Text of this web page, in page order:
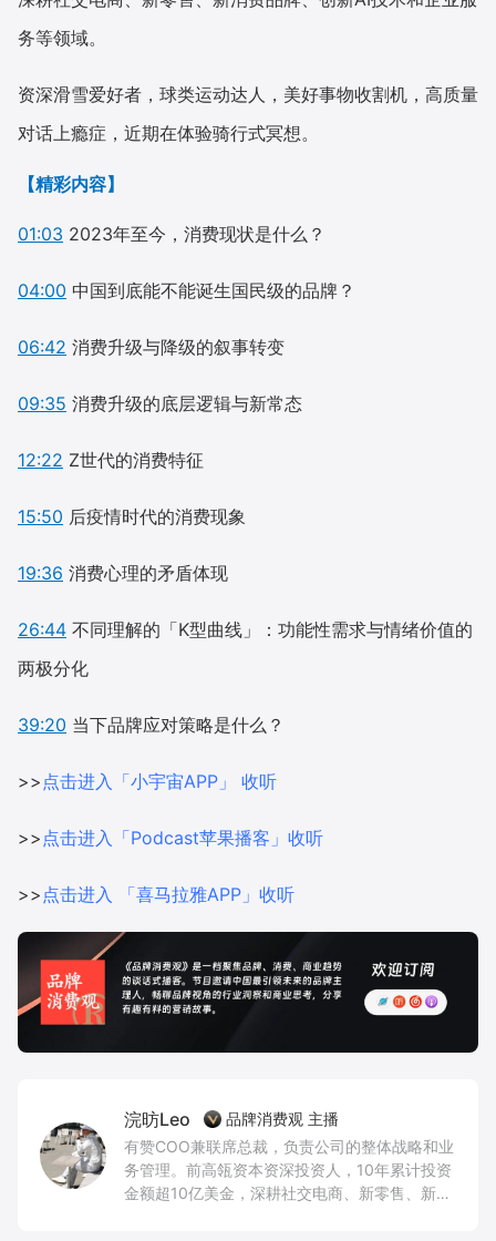
务等领域。
资深滑雪爱好者，球类运动达人，美好事物收割机，高质量
对话上瘾症，近期在体验骑行式冥想。
【精彩内容】
01:03 2023年至今，消费现状是什么？
04:00 中国到底能不能诞⽣国⺠级的品牌？
06:42 消费升级与降级的叙事转变
09:35 消费升级的底层逻辑与新常态
12:22 Z世代的消费特征
15:50 后疫情时代的消费现象
19:36 消费心理的矛盾体现
26:44 不同理解的「K型曲线」：功能性需求与情绪价值的
两极分化
39:20 当下品牌应对策略是什么？
>> 点击进入「小宇宙APP」 收听
>> 点击进入「Podcast苹果播客」收听
>> 点击进入 「喜马拉雅APP」收听
浣昉Leo
品牌消费观 主播
有赞COO兼联席总裁，负责公司的整体战略和业
务管理。前高瓴资本资深投资人，10年累计投资
金额超10亿美金，深耕社交电商、新零售、新消